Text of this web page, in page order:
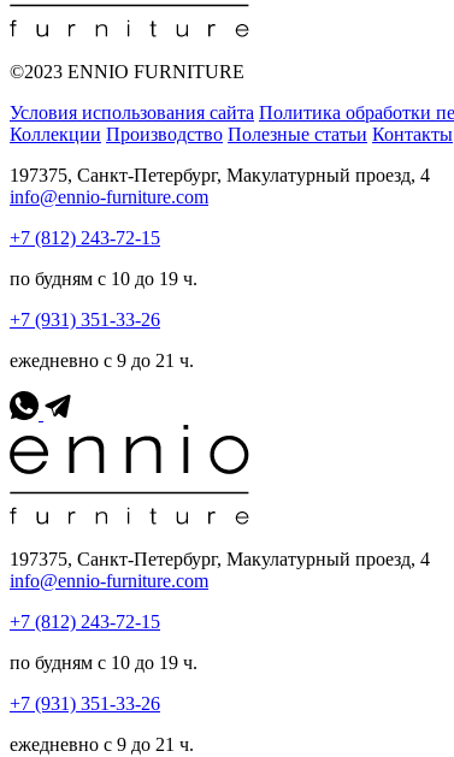
©2023 ENNIO FURNITURE
Условия использования сайта Политика обработки
Коллекции Производство Полезные статьи Контакты
197375, Санкт-Петербург, Макулатурный проезд, 4
info@ennio-furniture.com
+7 (812) 243-72-15
по будням с 10 до 19 ч.
+7 (931) 351-33-26
ежедневно с 9 до 21 ч.
197375, Санкт-Петербург, Макулатурный проезд, 4
info@ennio-furniture.com
+7 (812) 243-72-15
по будням с 10 до 19 ч.
+7 (931) 351-33-26
ежедневно с 9 до 21 ч.